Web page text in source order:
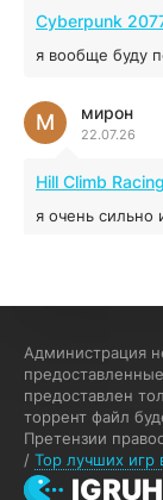
16.95
Cyberpunk
я вообще буду
мирон
22.07.26
М
Hill Climb
я очень сильно
если эта для пс
на пк !!!!! Сука
блять на пк с
мозг блять
Fannie
F
Администрация
предоставлен
торрент файл
Претензии
/ Top лучших игр